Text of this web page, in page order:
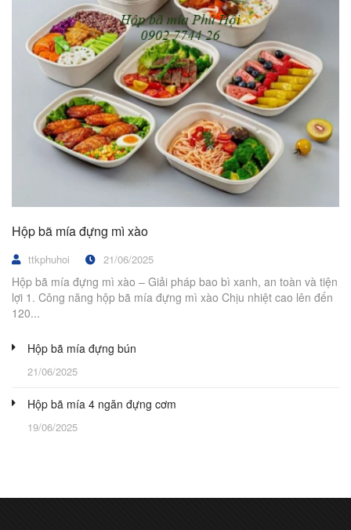
Hộp bã mía đựng mì xào
ttkphuhoi 21/06/2025
Hộp bã mía đựng mì xào – Giải pháp bao bì xanh, an toàn và tiện
lợi 1. Công năng hộp bã mía đựng mì xào Chịu nhiệt cao lên đến
120...
Hộp bã mía đựng bún
21/06/2025
Hộp bã mía 4 ngăn đựng cơm
19/06/2025